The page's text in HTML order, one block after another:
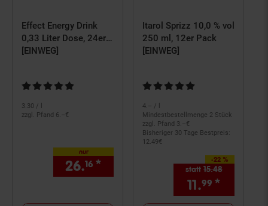
Effect Energy Drink
0,33 Liter Dose, 24er
Pack
[EINWEG]
Kundenbewertung: 4,9 von 5 Sternen
3.30 / l
zzgl. Pfand 6.–€
nur
26.16 * € Sternchen
Itarol Sprizz 10,0 % vol
250 ml, 12er Pack
[EINWEG]
Kundenbewertung: 5 von 5
4.– / l
Mindestbestellmenge 2 Stück
zzgl. Pfand 3.–€
Bisheriger 30 Tage Bestpreis:
12.49€
-22 %
Sie Sparen 22 Prozent,
statt 15.48
11.99 *